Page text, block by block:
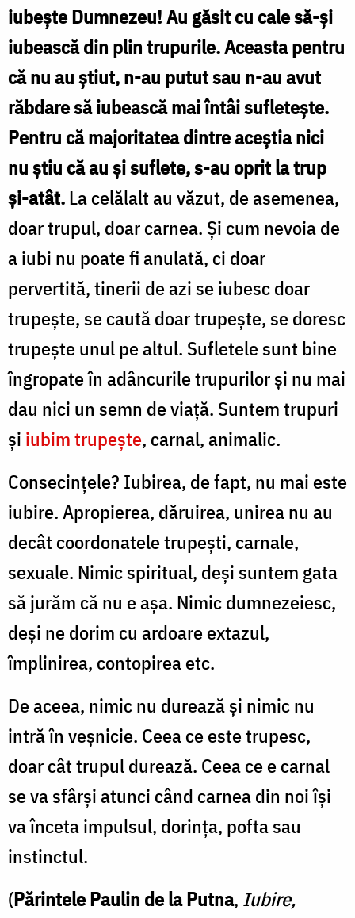
iubeşte Dumnezeu! Au găsit cu cale să-şi
iubească din plin trupurile. Aceasta pentru
că nu au ştiut, n-au putut sau n-au avut
răbdare să iubească mai întâi sufleteşte.
Pentru că majoritatea dintre aceştia nici
nu ştiu că au şi suflete, s-au oprit la trup
și-atât.La celălalt au văzut, de asemenea,
doar trupul, doar carnea. Şi cum nevoia de
a iubi nu poate fi anulată, ci doar
pervertită, tinerii de azi se iubesc doar
trupeşte, se caută doar trupeşte, se doresc
trupeşte unul pe altul. Sufletele sunt bine
îngropate în adâncurile trupurilor şi nu mai
dau nici un semn de viaţă. Suntem trupuri
şi iubim trupeşte, carnal, animalic.
Consecinţele? Iubirea, de fapt, nu mai este
iubire. Apropierea, dăruirea, unirea nu au
decât coordonatele trupeşti, carnale,
sexuale. Nimic spiritual, deşi suntem gata
să jurăm că nu e aşa. Nimic dumnezeiesc,
deşi ne dorim cu ardoare extazul,
împlinirea, contopirea etc.
De aceea, nimic nu durează şi nimic nu
intră în veşnicie. Ceea ce este trupesc,
doar cât trupul durează. Ceea ce e carnal
se va sfârşi atunci când carnea din noi îşi
va înceta impulsul, dorinţa, pofta sau
instinctul.
(Părintele Paulin de la Putna, Iubire,